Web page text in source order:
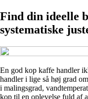
Find din ideelle
systematiske
En god kop kaffe handler
handler i lige så høj grad
i malingsgrad,
kop til en oplevelse fuld af